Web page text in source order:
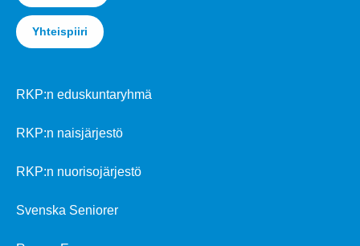
Yhteispiiri
RKP:n eduskuntaryhmä
RKP:n naisjärjestö
RKP:n nuorisojärjestö
Svenska Seniorer